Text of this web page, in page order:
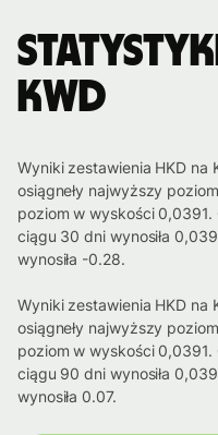
Statystyki
KWD
Wyniki zestawienia HKD na
osiągneły najwyższy
poziom w wyskości
ciągu 30 dni wynosiła
wynosiła -0.28.
Wyniki zestawienia HKD na
osiągneły najwyższy
poziom w wyskości
ciągu 90 dni wynosiła
wynosiła 0.07.